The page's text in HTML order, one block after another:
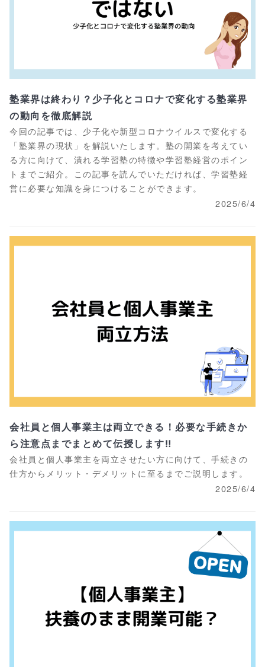
塾業界は終わり？少子化とコロナで変化する塾業界
の動向を徹底解説
今回の記事では、少子化や新型コロナウイルスで変化する
「塾業界の現状」を解説いたします。塾の開業を考えてい
る方に向けて、潰れる学習塾の特徴や学習塾経営のポイン
トまでご紹介。この記事を読んでいただければ、学習塾経
営に必要な知識を身につけることができます。
2025/6/4
会社員と個人事業主は両立できる！必要な手続きか
ら注意点までまとめて伝授します‼
会社員と個人事業主を両立させたい方に向けて、手続きの
仕方からメリット・デメリットに至るまでご説明します。
2025/6/4